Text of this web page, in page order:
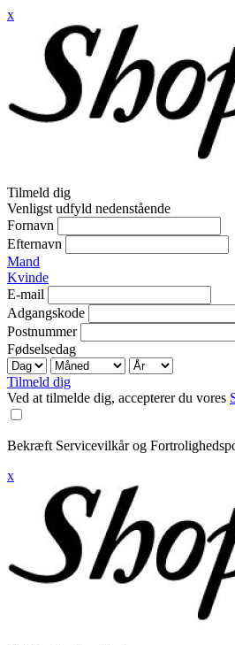
x
Tilmeld dig
Venligst udfyld nedenstående
Fornavn
Efternavn
Mand
Kvinde
E-mail
Adgangskode
Postnummer
Fødselsedag
Tilmeld dig
Ved at tilmelde dig, accepterer du vores
Bekræft Servicevilkår og
x